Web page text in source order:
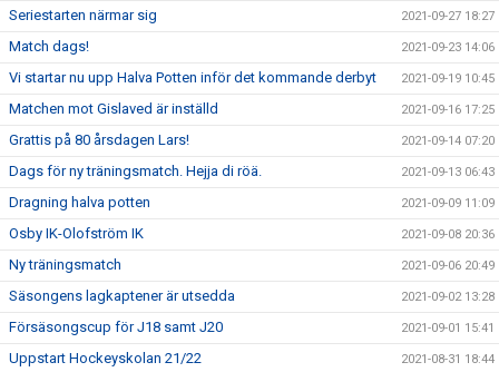
Seriestarten närmar sig 2021-09-27 18:27
Match dags! 2021-09-23 14:06
Vi startar nu upp Halva Potten inför det kommande derbyt 2021-09-19 10:45
Matchen mot Gislaved är inställd 2021-09-16 17:25
Grattis på 80 årsdagen Lars! 2021-09-14 07:20
Dags för ny träningsmatch. Hejja di röä. 2021-09-13 06:43
Dragning halva potten 2021-09-09 11:09
Osby IK-Olofström IK 2021-09-08 20:36
Ny träningsmatch 2021-09-06 20:49
Säsongens lagkaptener är utsedda 2021-09-02 13:28
Försäsongscup för J18 samt J20 2021-09-01 15:41
Uppstart Hockeyskolan 21/22 2021-08-31 18:44